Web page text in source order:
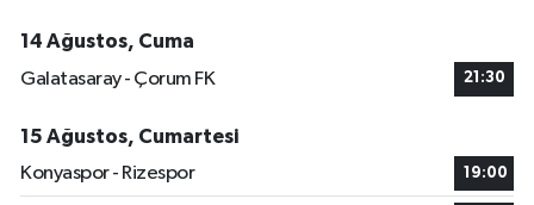
14 Ağustos, Cuma
Galatasaray - Çorum FK
21:30
15 Ağustos, Cumartesi
Konyaspor - Rizespor
19:00